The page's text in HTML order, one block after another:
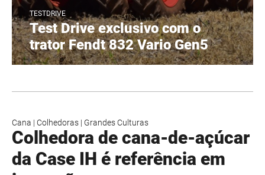
TESTDRIVE
Test Drive exclusivo com o
trator Fendt 832 Vario Gen5
Cana | Colhedoras | Grandes Culturas
Colhedora de cana-de-açúcar
da Case IH é referência em